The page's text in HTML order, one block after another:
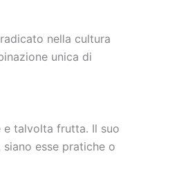
nella cultura
unica di
e talvolta frutta. Il suo
esse pratiche o